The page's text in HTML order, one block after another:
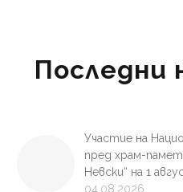
Последни
Участие на
пред храм-
Невски“ на 1
04.08.2026